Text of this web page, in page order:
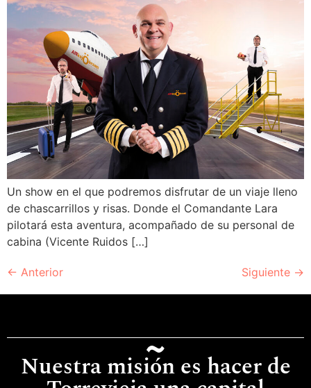
Un show en el que podremos disfrutar de un viaje lleno
de chascarrillos y risas. Donde el Comandante Lara
pilotará esta aventura, acompañado de su personal de
cabina (Vicente Ruidos […]
← Anterior Siguiente →
Nuestra misión es hacer de